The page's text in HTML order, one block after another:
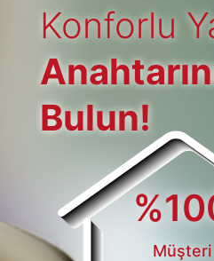
Konforlu
Bulun!
%
Müşteri